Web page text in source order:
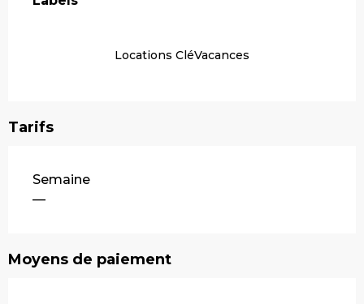
Locations CléVacances
Tarifs
Tarifs 2026
Semaine
—
Moyens de paiement